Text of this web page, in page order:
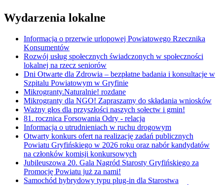
Wydarzenia lokalne
Informacja o przerwie urlopowej Powiatowego Rzecznika
Konsumentów
Rozwój usług społecznych świadczonych w społeczności
lokalnej na rzecz seniorów
Dni Otwarte dla Zdrowia – bezpłatne badania i konsultacje w
Szpitalu Powiatowym w Gryfinie
Mikrogranty.Naturalnie! rozdane
Mikrogranty dla NGO! Zapraszamy do składania wniosków
Ważny głos dla przyszłości naszych sołectw i gmin!
81. rocznica Forsowania Odry - relacja
Informacja o utrudnieniach w ruchu drogowym
Otwarty konkurs ofert na realizację zadań publicznych
Powiatu Gryfińskiego w 2026 roku oraz nabór kandydatów
na członków komisji konkursowych
Jubileuszowa 20. Gala Nagród Starosty Gryfińskiego za
Promocję Powiatu już za nami!
Samochód hybrydowy typu plug-in dla Starostwa